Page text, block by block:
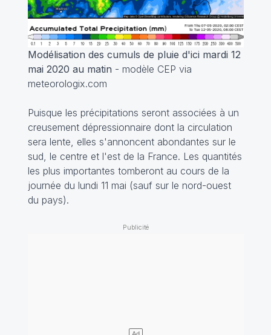
Modélisation des cumuls de pluie d'ici mardi 12
mai 2020 au matin - modèle CEP via
meteorologix.com
Puisque les précipitations seront associées à un
creusement dépressionnaire dont la circulation
sera lente, elles s'annoncent abondantes sur le
sud, le centre et l'est de la France. Les quantités
les plus importantes tomberont au cours de la
journée du lundi 11 mai (sauf sur le nord-ouest
du pays).